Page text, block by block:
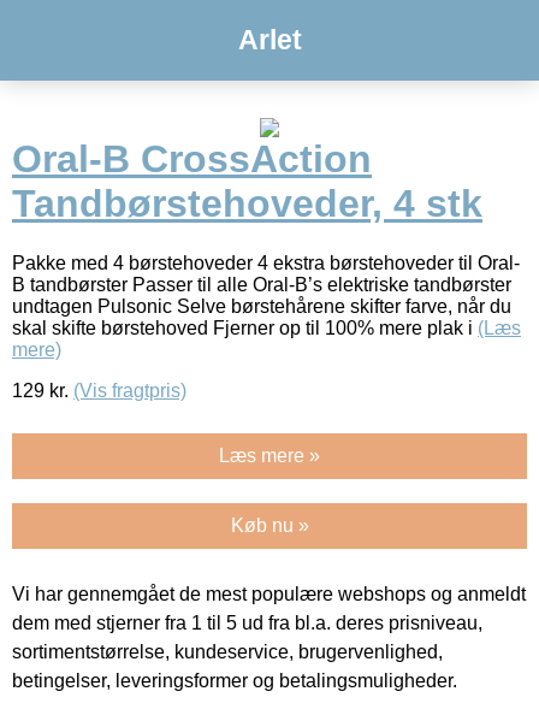
Arlet
Oral-B CrossAction
Tandbørstehoveder, 4 stk
Pakke med 4 børstehoveder 4 ekstra børstehoveder til Oral-
B tandbørster Passer til alle Oral-B’s elektriske tandbørster
undtagen Pulsonic Selve børstehårene skifter farve, når du
skal skifte børstehoved Fjerner op til 100% mere plak i (Læs
mere)
129 kr. (Vis fragtpris)
Læs mere »
Køb nu »
Vi har gennemgået de mest populære webshops og anmeldt
dem med stjerner fra 1 til 5 ud fra bl.a. deres prisniveau,
sortimentstørrelse, kundeservice, brugervenlighed,
betingelser, leveringsformer og betalingsmuligheder.